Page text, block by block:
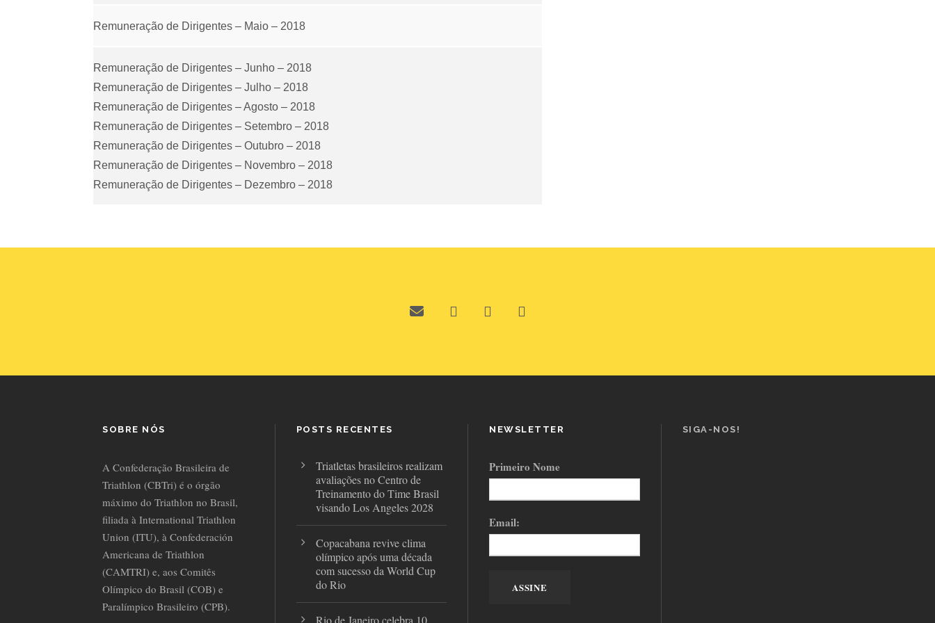
Remuneração de Dirigentes – Maio – 2018
Remuneração de Dirigentes – Junho – 2018
Remuneração de Dirigentes – Julho – 2018
Remuneração de Dirigentes – Agosto – 2018
Remuneração de Dirigentes – Setembro – 2018
Remuneração de Dirigentes – Outubro – 2018
Remuneração de Dirigentes – Novembro – 2018
Remuneração de Dirigentes – Dezembro – 2018
SOBRE NÓS
A Confederação Brasileira de
Triathlon (CBTri) é o órgão
máximo do Triathlon no Brasil,
filiada à International Triathlon
Union (ITU), à Confederación
Americana de Triathlon
(CAMTRI) e, aos Comitês
Olímpico do Brasil (COB) e
Paralímpico Brasileiro (CPB).
POSTS RECENTES
Triatletas brasileiros realizam
avaliações no Centro de
Treinamento do Time Brasil
visando Los Angeles 2028
Copacabana revive clima
olímpico após uma década
com sucesso da World Cup
do Rio
NEWSLETTER
Primeiro Nome
Email:
SIGA-NOS!